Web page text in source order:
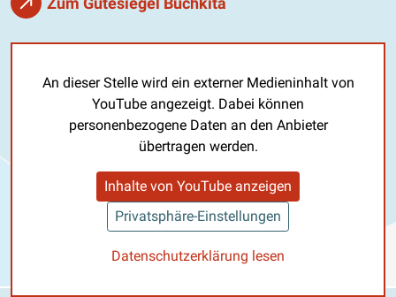
An dieser Stelle wird ein externer Medieninhalt von
YouTube angezeigt. Dabei können
personenbezogene Daten an den Anbieter
übertragen werden.
Inhalte von YouTube anzeigen
Privatsphäre-Einstellungen
Datenschutzerklärung lesen